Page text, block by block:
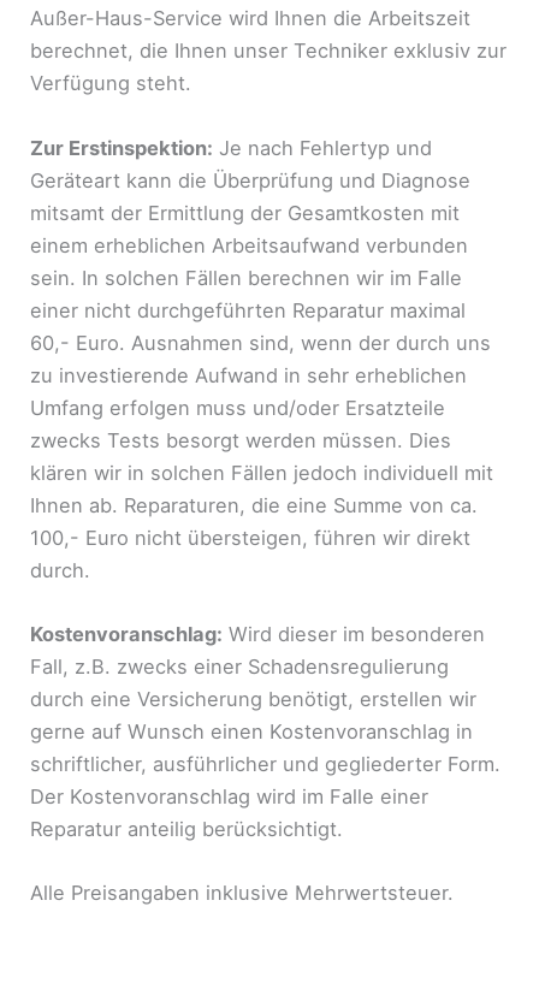
Außer-Haus-Service wird Ihnen die Arbeitszeit
berechnet, die Ihnen unser Techniker exklusiv zur
Verfügung steht.
Zur Erstinspektion: Je nach Fehlertyp und
Geräteart kann die Überprüfung und Diagnose
mitsamt der Ermittlung der Gesamtkosten mit
einem erheblichen Arbeitsaufwand verbunden
sein. In solchen Fällen berechnen wir im Falle
einer nicht durchgeführten Reparatur maximal
60,- Euro. Ausnahmen sind, wenn der durch uns
zu investierende Aufwand in sehr erheblichen
Umfang erfolgen muss und/oder Ersatzteile
zwecks Tests besorgt werden müssen. Dies
klären wir in solchen Fällen jedoch individuell mit
Ihnen ab. Reparaturen, die eine Summe von ca.
100,- Euro nicht übersteigen, führen wir direkt
durch.
Kostenvoranschlag: Wird dieser im besonderen
Fall, z.B. zwecks einer Schadensregulierung
durch eine Versicherung benötigt, erstellen wir
gerne auf Wunsch einen Kostenvoranschlag in
schriftlicher, ausführlicher und gegliederter Form.
Der Kostenvoranschlag wird im Falle einer
Reparatur anteilig berücksichtigt.
Alle Preisangaben inklusive Mehrwertsteuer.